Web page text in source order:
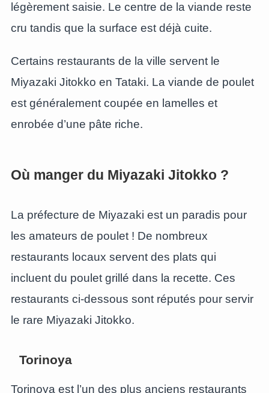
légèrement saisie. Le centre de la viande reste
cru tandis que la surface est déjà cuite.
Certains restaurants de la ville servent le
Miyazaki Jitokko en Tataki. La viande de poulet
est généralement coupée en lamelles et
enrobée d’une pâte riche.
Où manger du Miyazaki Jitokko ?
La préfecture de Miyazaki est un paradis pour
les amateurs de poulet ! De nombreux
restaurants locaux servent des plats qui
incluent du poulet grillé dans la recette. Ces
restaurants ci-dessous sont réputés pour servir
le rare Miyazaki Jitokko.
Torinoya
Torinoya est l’un des plus anciens restaurants